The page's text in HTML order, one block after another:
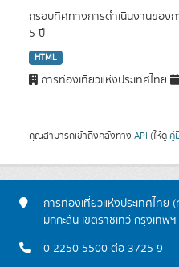
กรอบทิศทางการดำเนินงานของก
5 ปี
HTML
การท่องเที่ยวแห่งประเทศไทย
คุณสามารถเข้าถึงคลังทาง API (ให้ดู คู่
การท่องเที่ยวแห่งประเทศไท
มักกะสัน เขตราชเทวี กรุงเทพ
0 2250 5500 ต่อ 3725-9